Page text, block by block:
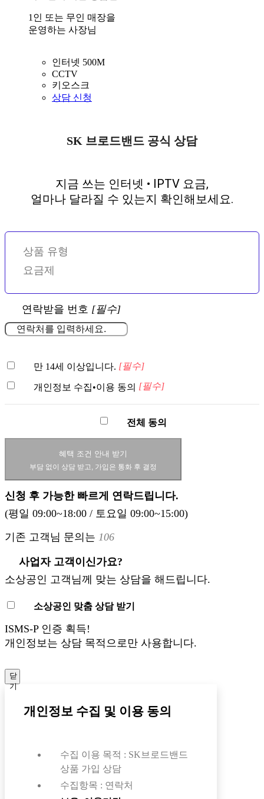
1인 또는 무인 매장을
운영하는 사장님
인터넷 500M
CCTV
키오스크
상담 신청
SK 브로드밴드 공식 상담
지금 쓰는 인터넷 • IPTV 요금,
얼마나 달라질 수 있는지 확인해보세요.
상품 유형
요금제
연락받을 번호 [필수]
만 14세 이상입니다. [필수]
개인정보 수집•이용 동의 [필수]
전체 동의
혜택 조건 안내 받기
부담 없이 상담 받고, 가입은 통화 후 결정
신청 후 가능한 빠르게 연락드립니다.
(평일 09:00~18:00 / 토요일 09:00~15:00)
기존 고객님 문의는 106
사업자 고객이신가요?
소상공인 고객님께 맞는 상담을 해드립니다.
소상공인 맞춤 상담 받기
ISMS-P 인증 획득!
개인정보는 상담 목적으로만 사용합니다.
닫
기
개인정보 수집 및 이용 동의
수집 이용 목적 : SK브로드밴드
상품 가입 상담
수집항목 : 연락처